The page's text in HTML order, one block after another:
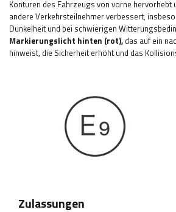
Konturen des Fahrzeugs von vorne hervorhebt
andere Verkehrsteilnehmer verbessert,
Dunkelheit und bei schwierigen
Markierungslicht hinten (rot), das auf ein
hinweist, die Sicherheit erhöht und das
Zulassungen